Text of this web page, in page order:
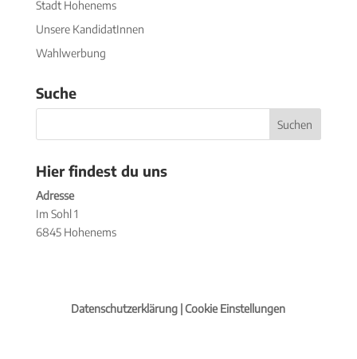
Stadt Hohenems
Unsere KandidatInnen
Wahlwerbung
Suche
Hier findest du uns
Adresse
Im Sohl 1
6845 Hohenems
Datenschutzerklärung |Cookie Einstellungen